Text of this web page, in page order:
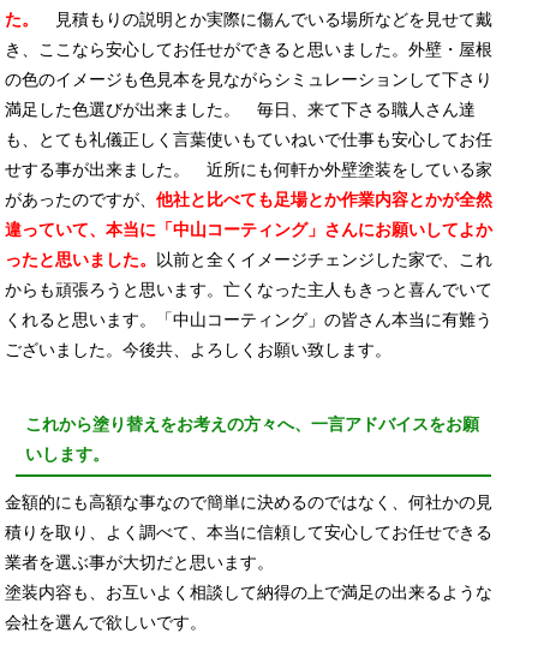
た。
見積もりの説明とか実際に傷んでいる場所などを見せて戴
き、ここなら安心してお任せができると思いました。外壁・屋根
の色のイメージも色見本を見ながらシミュレーションして下さり
満足した色選びが出来ました。 毎日、来て下さる職人さん達
も、とても礼儀正しく言葉使いもていねいで仕事も安心してお任
せする事が出来ました。 近所にも何軒か外壁塗装をしている家
があったのですが、他社と比べても足場とか作業内容とかが全然
違っていて、本当に「中山コーティング」さんにお願いしてよか
ったと思いました。
以前と全くイメージチェンジした家で、これ
からも頑張ろうと思います。亡くなった主人もきっと喜んでいて
くれると思います。「中山コーティング」の皆さん本当に有難う
ございました。今後共、よろしくお願い致します。
これから塗り替えをお考えの方々へ、一言アドバイスをお願
いします。
金額的にも高額な事なので簡単に決めるのではなく、何社かの見
積りを取り、よく調べて、本当に信頼して安心してお任せできる
業者を選ぶ事が大切だと思います。
塗装内容も、お互いよく相談して納得の上で満足の出来るような
会社を選んで欲しいです。